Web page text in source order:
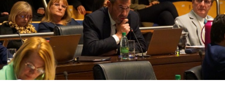
“En 2027 Misiones elige, y nosotros vamos a
presentar una alternativa política clara, con
profesionales con formación y preparación
“, aseguró
Núñez durante la apertura. “Estamos preparando a los
dirigentes y equipos técnicos que van a ocupar los
lugares que hoy están dominados por la improvisación,
el descontrol y la negligencia. Una Misiones mejor es